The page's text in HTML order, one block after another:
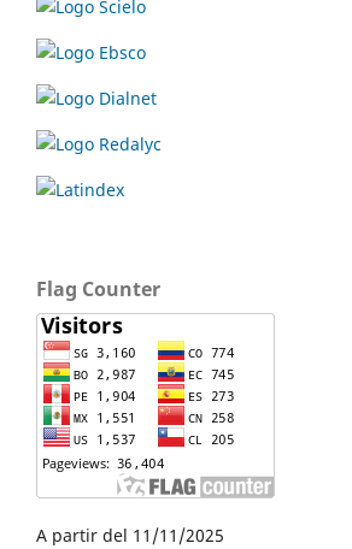
Flag Counter
A partir del 11/11/2025